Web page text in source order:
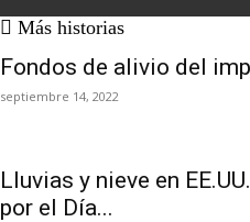
Más historias
Fondos de alivio del
septiembre 14, 2022
Lluvias y nieve en
por el Día...